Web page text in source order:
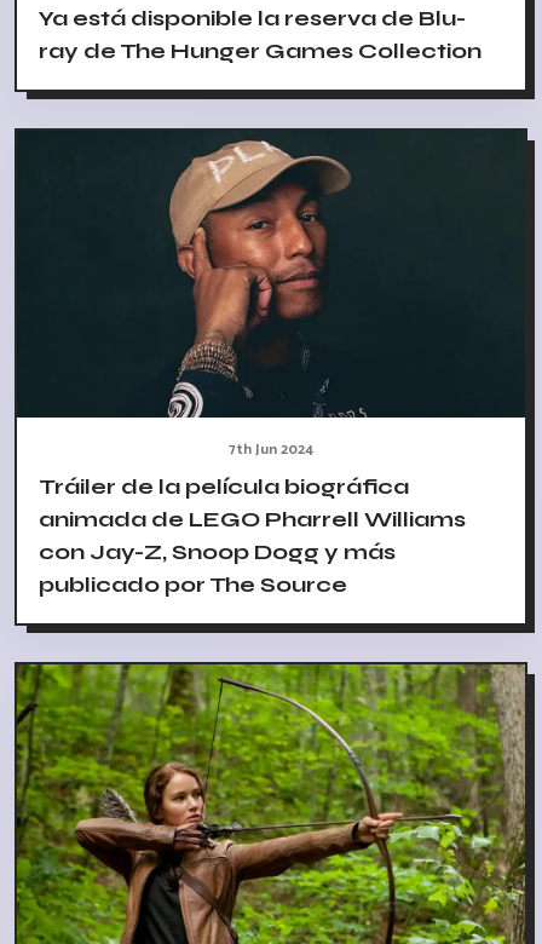
Ya está disponible la reserva de Blu-
ray de The Hunger Games Collection
7th Jun 2024
Tráiler de la película biográfica
animada de LEGO Pharrell Williams
con Jay-Z, Snoop Dogg y más
publicado por The Source